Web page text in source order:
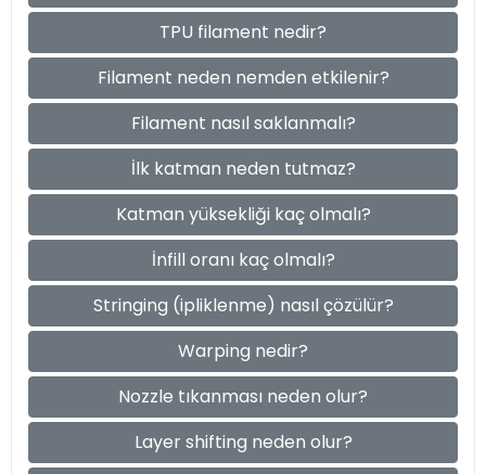
TPU filament nedir?
Filament neden nemden etkilenir?
Filament nasıl saklanmalı?
İlk katman neden tutmaz?
Katman yüksekliği kaç olmalı?
İnfill oranı kaç olmalı?
Stringing (ipliklenme) nasıl çözülür?
Warping nedir?
Nozzle tıkanması neden olur?
Layer shifting neden olur?